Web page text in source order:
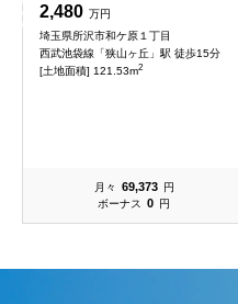
2,480 万円
埼玉県所沢市和ケ原１丁目
西武池袋線「狭山ヶ丘」駅 徒歩15分
[土地面積] 121.53m2
月々 69,373 円
ボーナス
0 円